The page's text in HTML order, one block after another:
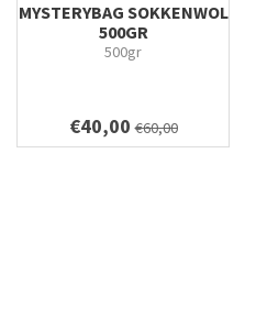
MYSTERYBAG SOKKENWOL
500GR
500gr
€40,00 €60,00